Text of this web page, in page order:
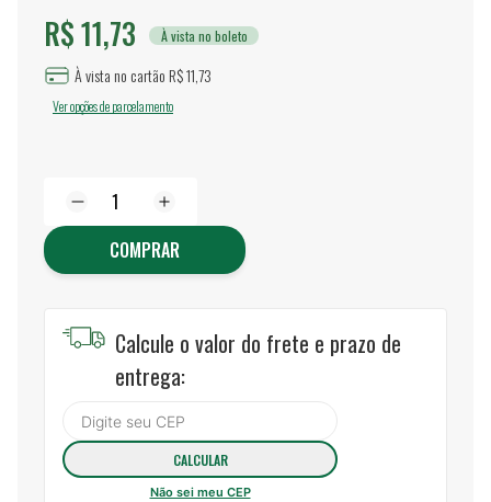
R$ 11,73 À vista no boleto
À vista no cartão R$ 11,73
Ver opções de parcelamento
COMPRAR
Calcule o valor do frete e prazo de
entrega:
Não sei meu CEP